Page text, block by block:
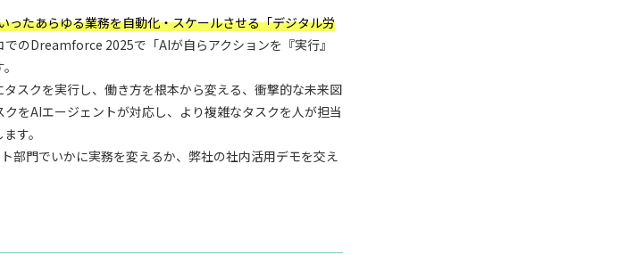
ったあらゆる業務を自動化・スケールさせる「デジタル労
のDreamforce 2025で「AIが自らアクションを『実行』
スクを実行し、働き方を根本から変える、衝撃的な未来図
をAIエージェントが対応し、より複雑なタスクを人が担当
す。
門でいかに実務を変えるか、弊社の社内活用デモを交え